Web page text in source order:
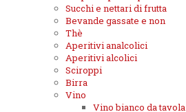
Succhi e nettari di frutta
Bevande gassate e non
Thè
Aperitivi analcolici
Aperitivi alcolici
Sciroppi
Birra
Vino
Vino bianco da tavola